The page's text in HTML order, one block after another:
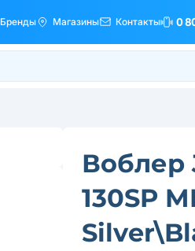
Бренды Магазины Контакты 0
Воблер
130SP